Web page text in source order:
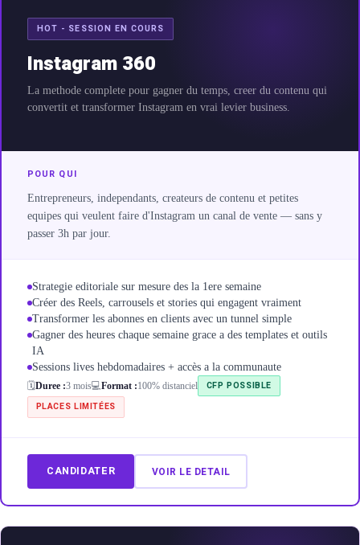
HOT - SESSION EN COURS
Instagram 360
La methode complete pour gagner du temps, creer du contenu qui
convertit et transformer Instagram en vrai levier business.
POUR QUI
Entrepreneurs, independants, createurs de contenu et petites
equipes qui veulent faire d'Instagram un canal de vente — sans y
passer 3h par jour.
Strategie editoriale sur mesure des la 1ere semaine
Créer des Reels, carrousels et stories qui engagent vraiment
Transformer les abonnes en clients avec un tunnel simple
Gagner des heures chaque semaine grace a des templates et outils
IA
Sessions lives hebdomadaires + accès a la communaute
🗓️Duree :3 mois💻Format :100% distanciel
CFP POSSIBLE
PLACES LIMITÉES
CANDIDATER VOIR LE DETAIL